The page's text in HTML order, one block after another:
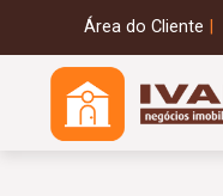
Área do Cliente